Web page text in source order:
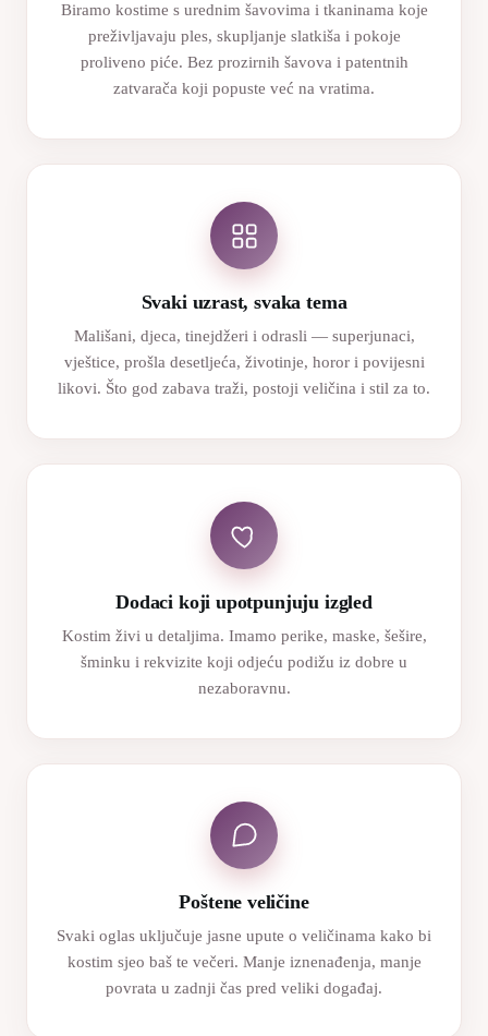
Biramo kostime s urednim šavovima i tkaninama koje
preživljavaju ples, skupljanje slatkiša i pokoje
proliveno piće. Bez prozirnih šavova i patentnih
zatvarača koji popuste već na vratima.
Svaki uzrast, svaka tema
Mališani, djeca, tinejdžeri i odrasli — superjunaci,
vještice, prošla desetljeća, životinje, horor i povijesni
likovi. Što god zabava traži, postoji veličina i stil za to.
Dodaci koji upotpunjuju izgled
Kostim živi u detaljima. Imamo perike, maske, šešire,
šminku i rekvizite koji odjeću podižu iz dobre u
nezaboravnu.
Poštene veličine
Svaki oglas uključuje jasne upute o veličinama kako bi
kostim sjeo baš te večeri. Manje iznenađenja, manje
povrata u zadnji čas pred veliki događaj.